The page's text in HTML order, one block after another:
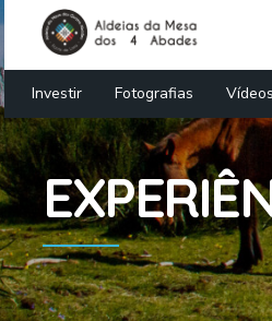
Investir Fotografias Vídeos